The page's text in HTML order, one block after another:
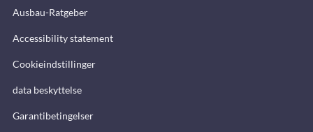
Ausbau-Ratgeber
Accessibility statement
Cookieindstillinger
data beskyttelse
Garantibetingelser